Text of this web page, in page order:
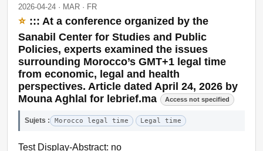
2026-04-24 · MAR · FR
⭐ ::: At a conference organized by the
Sanabil Center for Studies and Public
Policies, experts examined the issues
surrounding Morocco’s GMT+1 legal time
from economic, legal and health
perspectives. Article dated April 24, 2026 by
Mouna Aghlal for lebrief.ma
Access not specified
Sujets : Morocco legal time Legal time
Test Display-Abstract: no